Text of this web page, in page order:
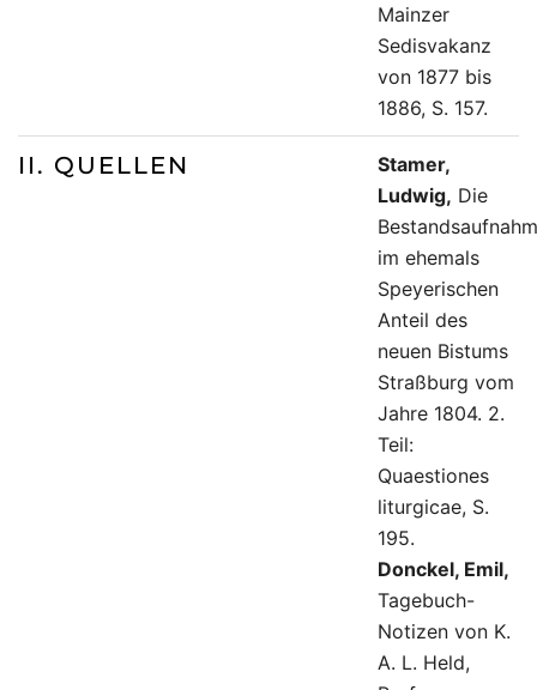
Mainzer
Sedisvakanz
von 1877 bis
1886, S. 157.
II. QUELLEN
Stamer,
Ludwig, Die
im ehemals
Speyerischen
Anteil des
neuen Bistums
Straßburg vom
Jahre 1804. 2.
Teil:
Quaestiones
liturgicae, S.
195.
Donckel, Emil,
Tagebuch-
Notizen von K.
A. L. Held,